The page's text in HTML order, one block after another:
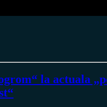
la actuala